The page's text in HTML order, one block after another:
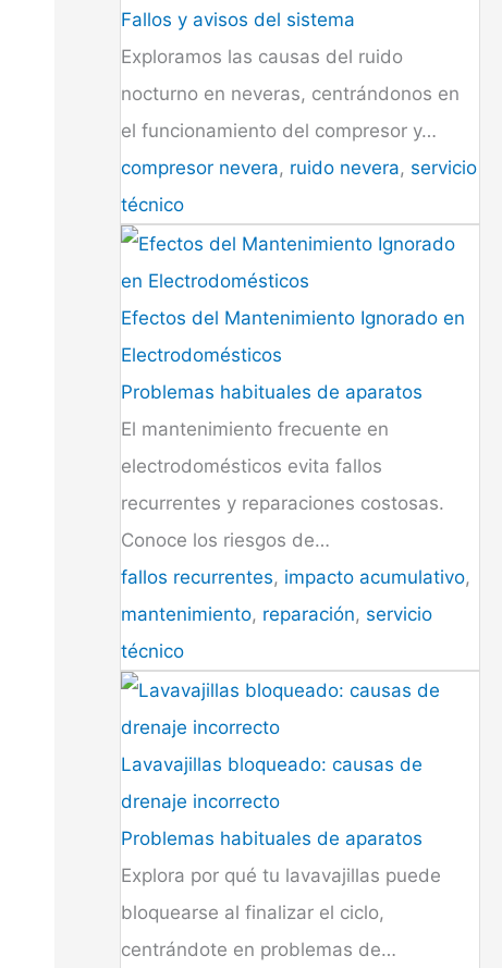
Fallos y avisos del sistema
Exploramos las causas del ruido
nocturno en neveras, centrándonos en
el funcionamiento del compresor y…
compresor nevera, ruido nevera, servicio
técnico
Efectos del Mantenimiento Ignorado en
Electrodomésticos
Problemas habituales de aparatos
El mantenimiento frecuente en
electrodomésticos evita fallos
recurrentes y reparaciones costosas.
Conoce los riesgos de…
fallos recurrentes, impacto acumulativo,
mantenimiento, reparación, servicio
técnico
Lavavajillas bloqueado: causas de
drenaje incorrecto
Problemas habituales de aparatos
Explora por qué tu lavavajillas puede
bloquearse al finalizar el ciclo,
centrándote en problemas de…